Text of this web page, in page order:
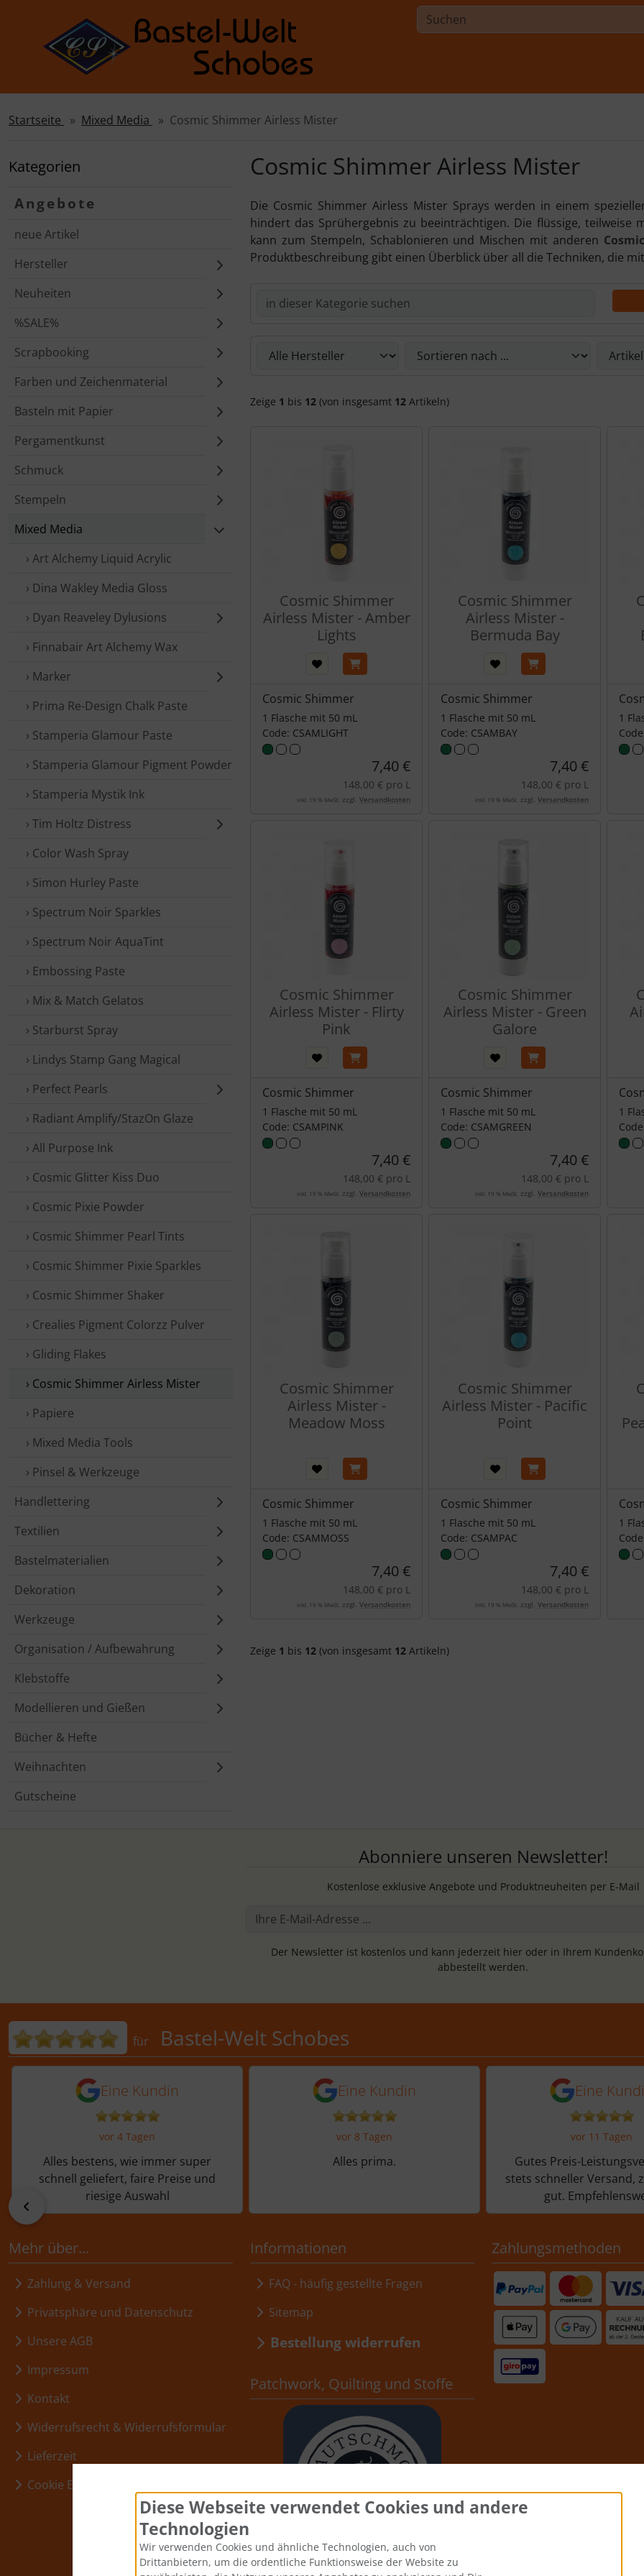
Sprungnavigation
Springe zur Navigation
Springe zum Button für Einstellungen
Springe zu den allgemeinen Informationen
Startseite Mixed Media Cosmic Shimmer Airless Mister
Kategorien
Angebote
neue Artikel
Hersteller
Neuheiten
%SALE%
Scrapbooking
Farben und Zeichenmaterial
Basteln mit Papier
Pergamentkunst
Schmuck
Stempeln
Mixed Media
› Art Alchemy Liquid Acrylic
› Dina Wakley Media Gloss
› Dyan Reaveley Dylusions
› Finnabair Art Alchemy Wax
› Marker
› Prima Re-Design Chalk Paste
› Stamperia Glamour Paste
› Stamperia Glamour Pigment Powder
› Stamperia Mystik Ink
› Tim Holtz Distress
› Color Wash Spray
› Simon Hurley Paste
› Spectrum Noir Sparkles
› Spectrum Noir AquaTint
› Embossing Paste
› Mix & Match Gelatos
› Starburst Spray
› Lindys Stamp Gang Magical
› Perfect Pearls
› Radiant Amplify/StazOn Glaze
› All Purpose Ink
› Cosmic Glitter Kiss Duo
› Cosmic Pixie Powder
› Cosmic Shimmer Pearl Tints
› Cosmic Shimmer Pixie Sparkles
› Cosmic Shimmer Shaker
› Crealies Pigment Colorzz Pulver
› Gliding Flakes
› Cosmic Shimmer Airless Mister
› Papiere
› Mixed Media Tools
› Pinsel & Werkzeuge
Handlettering
Textilien
Bastelmaterialien
Dekoration
Werkzeuge
Organisation / Aufbewahrung
Klebstoffe
Modellieren und Gießen
Bücher & Hefte
Weihnachten
Gutscheine
Cosmic Shimmer Airless Mister
Die Cosmic Shimmer Airless Mister Sprays werden in einem
hindert das Sprühergebnis zu beeinträchtigen. Die flüssige, teilweise
kann zum Stempeln, Schablonieren und Mischen mit anderen
Produktbeschreibung gibt einen Überblick über all die Techniken, die
Zeige 1 bis 12 (von insgesamt 12 Artikeln)
Cosmic Shimmer
Airless Mister - Amber
Lights
Cosmic Shimmer
1 Flasche mit 50 mL
Code: CSAMLIGHT
7,40 €
148,00 € pro L
inkl. 19 % MwSt. zzgl. Versandkosten
Cosmic Shimmer
Airless Mister -
Bermuda Bay
Cosmic Shimmer
1 Flasche mit 50 mL
Code: CSAMBAY
7,40 €
148,00 € pro L
inkl. 19 % MwSt. zzgl. Versandkosten
1
Cosmic Shimmer
Airless Mister - Flirty
Pink
Cosmic Shimmer
1 Flasche mit 50 mL
Code: CSAMPINK
7,40 €
148,00 € pro L
inkl. 19 % MwSt. zzgl. Versandkosten
Cosmic Shimmer
Airless Mister - Green
Galore
Cosmic Shimmer
1 Flasche mit 50 mL
Code: CSAMGREEN
7,40 €
148,00 € pro L
inkl. 19 % MwSt. zzgl. Versandkosten
1
Cosmic Shimmer
Airless Mister -
Meadow Moss
Cosmic Shimmer
1 Flasche mit 50 mL
Code: CSAMMOSS
7,40 €
148,00 € pro L
inkl. 19 % MwSt. zzgl. Versandkosten
Cosmic Shimmer
Airless Mister - Pacific
Point
Cosmic Shimmer
1 Flasche mit 50 mL
Code: CSAMPAC
7,40 €
148,00 € pro L
inkl. 19 % MwSt. zzgl. Versandkosten
1
Zeige 1 bis 12 (von insgesamt 12 Artikeln)
Abonniere unseren Newsletter!
Kostenlose exklusive Angebote und Produktneuheiten per E-Mail
Der Newsletter ist kostenlos und kann jederzeit hier oder in Ihrem
abbestellt werden.
Bewertungen für Bastel-Welt Schobes: 5,0 von 5 Sternen
für Bastel-Welt Schobes
5 von 5 Sternen von einer Kundin vor 4 Tagen
Eine Kundin
vor 4 Tagen
Alles bestens, wie immer super
schnell geliefert, faire Preise und
riesige Auswahl
5 von 5 Sternen von einer Kundin vor 8
Eine Kundin
vor 8 Tagen
Alles prima.
5 von 5Eine
vor 11 Tagen
Gutes Preis-
stets schneller Versand,
gut.
Mehr über...
Zahlung & Versand
Privatsphäre und Datenschutz
Unsere AGB
Impressum
Kontakt
Widerrufsrecht & Widerrufsformular
Lieferzeit
Cookie Einstellungen
Informationen
FAQ - häufig gestellte Fragen
Sitemap
Bestellung widerrufen
Patchwork, Quilting und Stoffe
Zahlungsmethoden
Diese Webseite verwendet Cookies und andere
Technologien
Wir verwenden Cookies und ähnliche Technologien, auch von
Drittanbietern, um die ordentliche Funktionsweise der Website zu